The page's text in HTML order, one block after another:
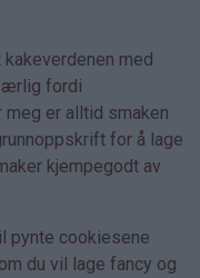
kakeverdenen med
fordi
er alltid smaken
for å lage
kjempegodt av
pynte cookiesene
du vil lage fancy og